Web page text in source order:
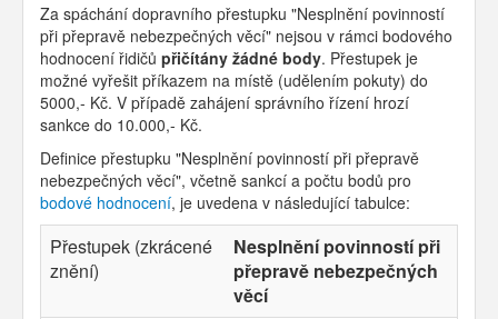
Za spáchání dopravního přestupku "Nesplnění povinností
při přepravě nebezpečných věcí" nejsou v rámci bodového
hodnocení řidičů přičítány žádné body. Přestupek je
možné vyřešit příkazem na místě (udělením pokuty) do
5000,- Kč. V případě zahájení správního řízení hrozí
sankce do 10.000,- Kč.
Definice přestupku "Nesplnění povinností při přepravě
nebezpečných věcí", včetně sankcí a počtu bodů pro
bodové hodnocení, je uvedena v následující tabulce:
Přestupek (zkrácené
znění)
Nesplnění povinností při
přepravě nebezpečných
věcí